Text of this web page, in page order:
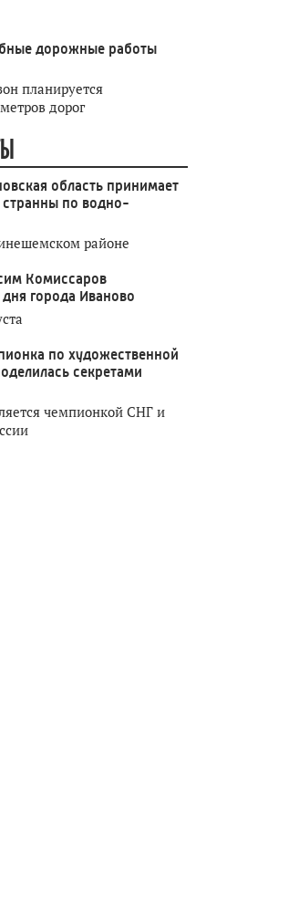
дорожные работы
планируется
дорог
область принимает
странны по водно-
районе
Комиссаров
города Иваново
по художественной
секретами
чемпионкой СНГ и